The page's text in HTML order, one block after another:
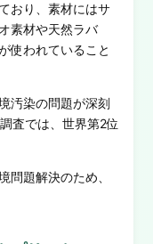
おり、素材にはサ
素材や天然ラバ
使われていること
汚染の問題が深刻
査では、世界第2位
問題解決のため、